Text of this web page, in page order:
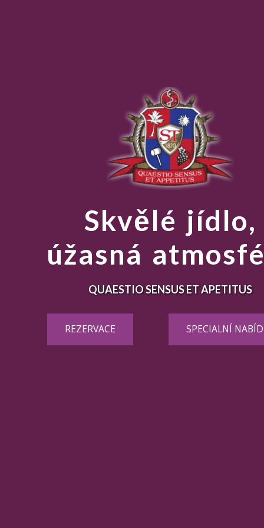
Skvělé jídlo,
úžasná
QUAESTIO SENSUS ET APETITUS
REZERVACE SPECIALNÍ